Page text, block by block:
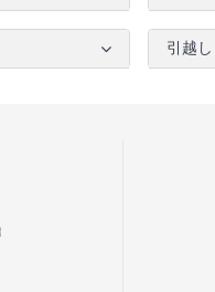
引越し